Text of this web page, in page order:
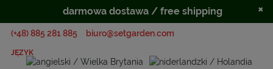
(+48) 885 281 885 biuro@setgarden.com
JĘZYK
darmowa dostawa / free shipping ×